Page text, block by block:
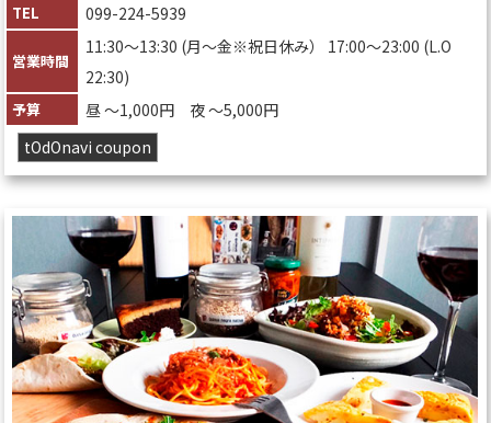
TEL 099-224-5939
営業時間
11:30～13:30 (月〜金※祝日休み） 17:00〜23:00 (L.O
22:30)
予算
昼 〜1,000円 夜 〜5,000円
tOdOnavi coupon